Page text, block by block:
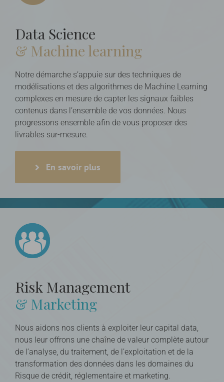
Data Science
& Machine learning
Notre démarche s’appuie sur des techniques de
modélisations et des algorithmes de Machine Learning
complexes en mesure de capter les signaux faibles
contenus dans l’ensemble de vos données. Nous
progressons ensemble afin de vous proposer des
livrables sur-mesure.
En savoir plus
Risk Management
& Marketing
Nous aidons nos clients à exploiter leur capital data,
nous leur offrons une chaîne de valeur complète autour
de l’analyse, du traitement, de l’exploitation et de la
transformation des données dans les domaines du
Risque de crédit, réglementaire et marketing.